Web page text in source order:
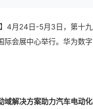
4月24日-5月3日，第十
际会展中心举行。华为数
域解决方案助力汽车电动